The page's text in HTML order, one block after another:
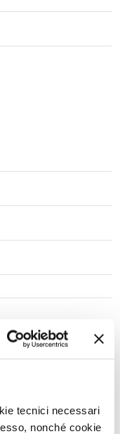
tecnici necessari
nonché cookie